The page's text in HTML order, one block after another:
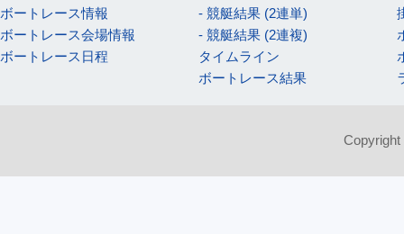
ボートレース情報
ボートレース会場情報
ボートレース日程
- 競艇結果 (2連単)
- 競艇結果 (2連複)
タイムライン
ボートレース結果